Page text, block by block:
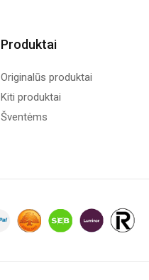
Produktai
Originalūs produktai
Kiti produktai
Šventėms